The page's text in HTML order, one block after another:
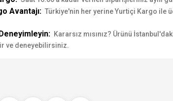
Avantajı: Türkiye'nin her yerine Yurtiçi Kargo ile
Kararsız mısınız? Ürünü
ve deneyebilirsiniz.